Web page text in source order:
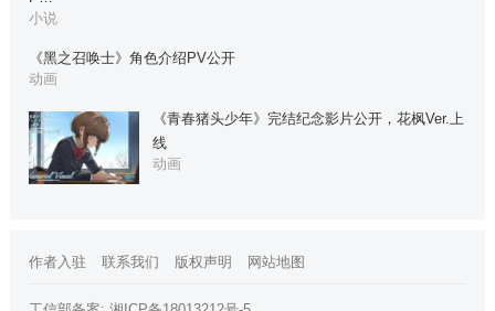
小说
《黑之召唤士》角色介绍PV公开
动画
《青春猪头少年》完结纪念影片公开，花枫Ver.上
线
动画
作者入驻 联系我们 版权声明 网站地图